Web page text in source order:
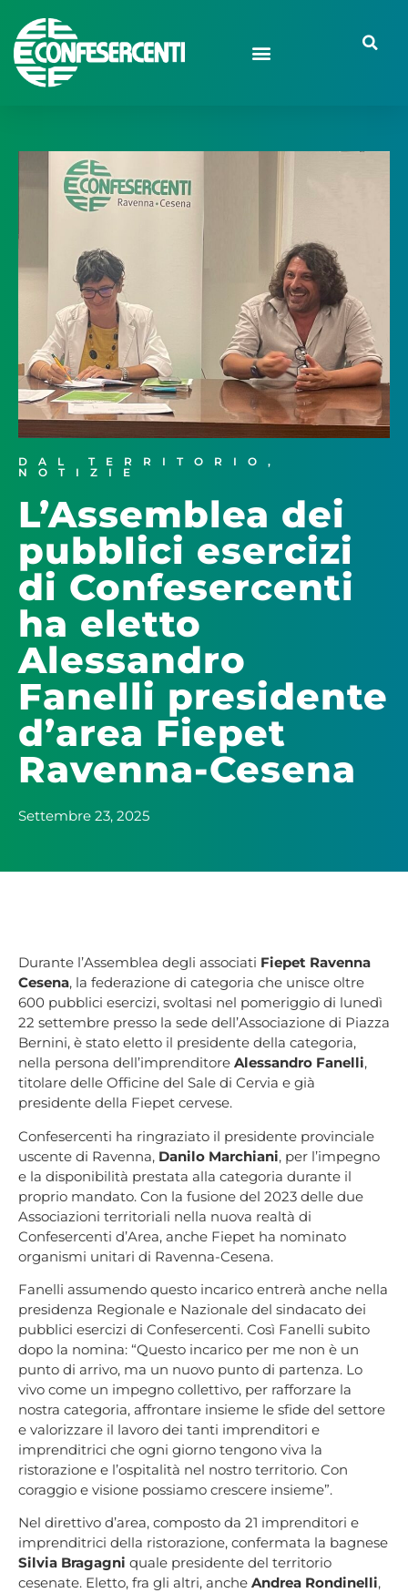
DAL TERRITORIO ,
NOTIZIE
L’Assemblea dei
pubblici esercizi
di Confesercenti
ha eletto
Alessandro
Fanelli presidente
d’area Fiepet
Ravenna-Cesena
Settembre 23, 2025
Durante l’Assemblea degli associati Fiepet Ravenna
Cesena, la federazione di categoria che unisce oltre
600 pubblici esercizi, svoltasi nel pomeriggio di lunedì
22 settembre presso la sede dell’Associazione di Piazza
Bernini, è stato eletto il presidente della categoria,
nella persona dell’imprenditore Alessandro Fanelli,
titolare delle Officine del Sale di Cervia e già
presidente della Fiepet cervese.
Confesercenti ha ringraziato il presidente provinciale
uscente di Ravenna, Danilo Marchiani, per l’impegno
e la disponibilità prestata alla categoria durante il
proprio mandato. Con la fusione del 2023 delle due
Associazioni territoriali nella nuova realtà di
Confesercenti d’Area, anche Fiepet ha nominato
organismi unitari di Ravenna-Cesena.
Fanelli assumendo questo incarico entrerà anche nella
presidenza Regionale e Nazionale del sindacato dei
pubblici esercizi di Confesercenti. Così Fanelli subito
dopo la nomina: “Questo incarico per me non è un
punto di arrivo, ma un nuovo punto di partenza. Lo
vivo come un impegno collettivo, per rafforzare la
nostra categoria, affrontare insieme le sfide del settore
e valorizzare il lavoro dei tanti imprenditori e
imprenditrici che ogni giorno tengono viva la
ristorazione e l’ospitalità nel nostro territorio. Con
coraggio e visione possiamo crescere insieme”.
Nel direttivo d’area, composto da 21 imprenditori e
imprenditrici della ristorazione, confermata la bagnese
Silvia Bragagni quale presidente del territorio
cesenate. Eletto, fra gli altri, anche Andrea Rondinelli,